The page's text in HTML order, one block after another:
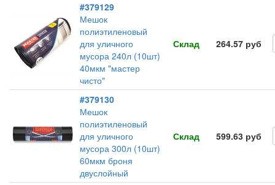
#379129
Мешок
полиэтиленовый
для уличного
мусора 240л (10шт)
40мкм "мастер
чисто"
Склад 264.57 руб
#379130
Мешок
полиэтиленовый
для уличного
мусора 300л (10шт)
60мкм броня
двуслойный
Склад 599.63 руб